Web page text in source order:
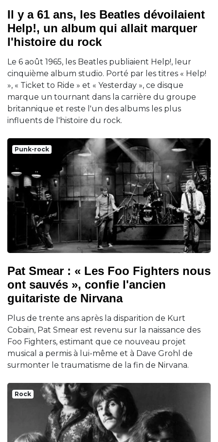
Il y a 61 ans, les Beatles dévoilaient
Help!, un album qui allait marquer
l'histoire du rock
Le 6 août 1965, les Beatles publiaient Help!, leur
cinquième album studio. Porté par les titres « Help!
», « Ticket to Ride » et « Yesterday », ce disque
marque un tournant dans la carrière du groupe
britannique et reste l'un des albums les plus
influents de l'histoire du rock.
Punk-rock
Pat Smear : « Les Foo Fighters nous
ont sauvés », confie l'ancien
guitariste de Nirvana
Plus de trente ans après la disparition de Kurt
Cobain, Pat Smear est revenu sur la naissance des
Foo Fighters, estimant que ce nouveau projet
musical a permis à lui-même et à Dave Grohl de
surmonter le traumatisme de la fin de Nirvana.
Rock